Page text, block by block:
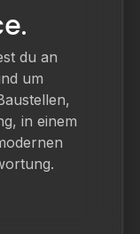
du an
um
in einem